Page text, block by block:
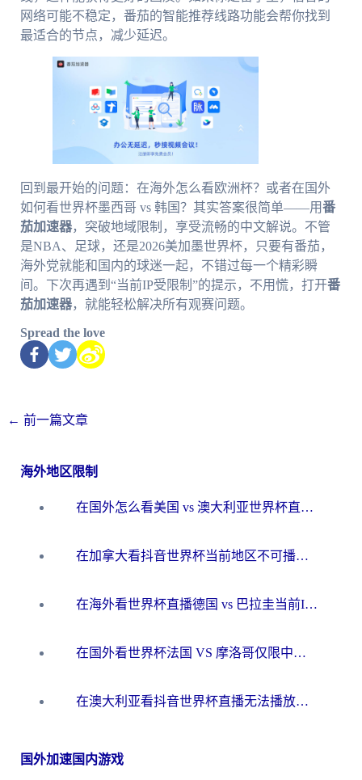
网络可能不稳定，番茄的智能推荐线路功能会帮你找到
最适合的节点，减少延迟。
回到最开始的问题：在海外怎么看欧洲杯？或者在国外
如何看世界杯墨西哥 vs 韩国？其实答案很简单——用番
茄加速器，突破地域限制，享受流畅的中文解说。不管
是NBA、足球，还是2026美加墨世界杯，只要有番茄，
海外党就能和国内的球迷一起，不错过每一个精彩瞬
间。下次再遇到“当前IP受限制”的提示，不用慌，打开番
茄加速器，就能轻松解决所有观赛问题。
Spread the love
← 前一篇文章
海外地区限制
在国外怎么看美国 vs 澳大利亚世界杯直播？海外党必藏的中文解说观赛指南
在加拿大看抖音世界杯当前地区不可播放？海外党体育观赛终极指南
在海外看世界杯直播德国 vs 巴拉圭当前IP受限制？这篇指南帮你轻松解决地区限制
在国外看世界杯法国 VS 摩洛哥仅限中国大陆？别让地域限制拦下你的欢呼
在澳大利亚看抖音世界杯直播无法播放？海外党体育观赛终极指南来了！
国外加速国内游戏